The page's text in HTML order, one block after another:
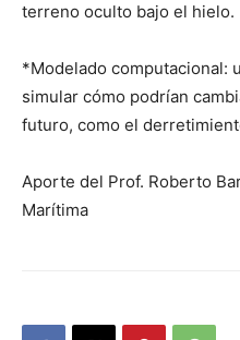
terreno oculto bajo el hielo.
*Modelado computacional:
simular cómo podrían
futuro, como el
Aporte del Prof. Roberto
Marítima